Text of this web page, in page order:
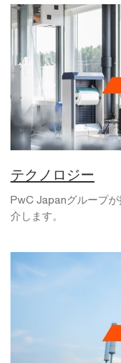
テクノロジー
PwC Japanグループ
介します。